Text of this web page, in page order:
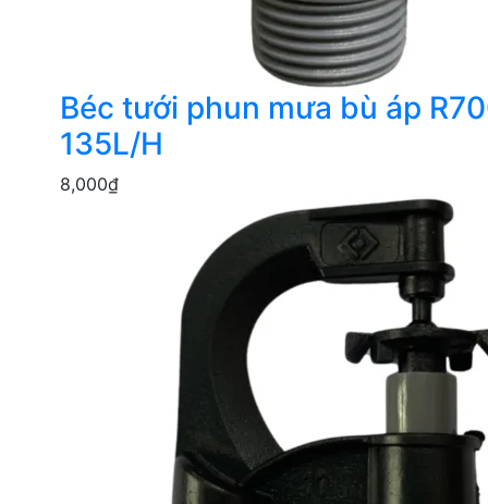
Béc tưới phun mưa bù áp
135L/H
8,000₫